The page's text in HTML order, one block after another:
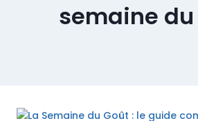
semaine